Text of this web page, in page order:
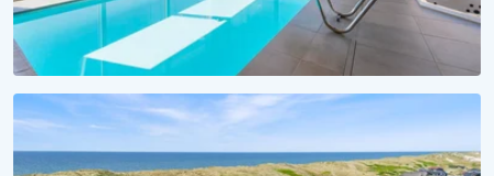
VANDSJOV FOR ALLE
Badeferie ved Vesterhavet
Alle sommerhuse med pool her!